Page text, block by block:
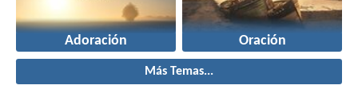
Adoración Oración
Más Temas...